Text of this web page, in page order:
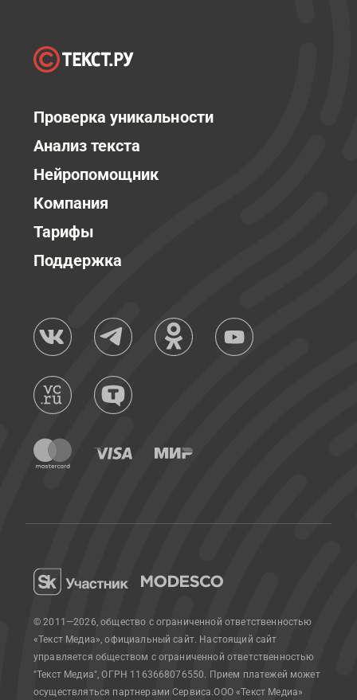
Проверка уникальности
Анализ текста
Нейропомощник
Компания
Тарифы
Поддержка
© 2011—2026, общество с ограниченной ответственностью
«Текст Медиа», официальный сайт. Настоящий сайт
управляется обществом с ограниченной ответственностью
"Текст Медиа", ОГРН 1163668076550. Прием платежей может
осуществляться партнерами Сервиса.ООО «Текст Медиа»